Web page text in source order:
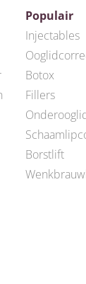
Populair
Injectables
Botox
Fillers
Borstlift